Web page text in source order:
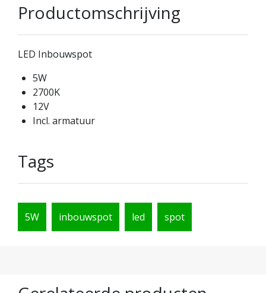
Productomschrijving
LED Inbouwspot
5W
2700K
12V
Incl. armatuur
Tags
5W inbouwspot led spot